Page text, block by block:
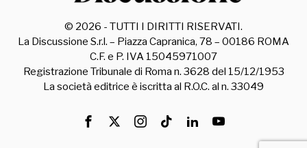
© 2026 - TUTTI I DIRITTI RISERVATI.
La Discussione S.r.l. – Piazza Capranica, 78 – 00186 ROMA
C.F. e P. IVA 15045971007
Registrazione Tribunale di Roma n. 3628 del 15/12/1953
La società editrice è iscritta al R.O.C. al n. 33049